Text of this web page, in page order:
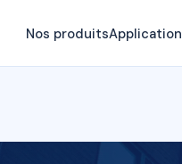
Nos produitsApplication